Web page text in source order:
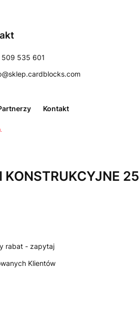
535 601
Kontakt
25
rabat - zapytaj
Klientów